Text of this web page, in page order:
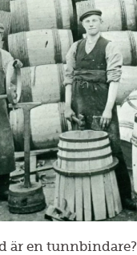
är en tunnbindare?